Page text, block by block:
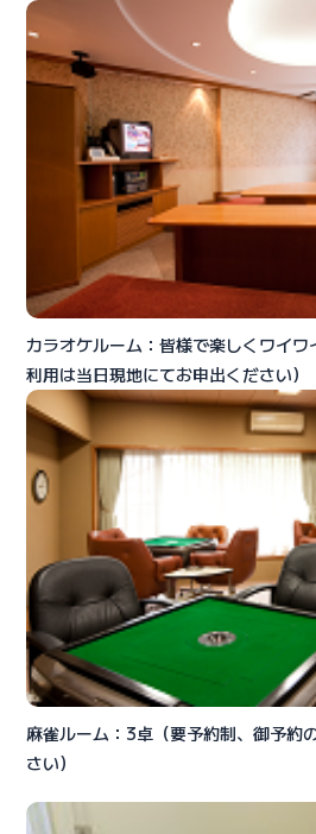
カラオケルーム：皆様で楽しくワイ
利用は当日現地にてお申出ください）
麻雀ルーム：3卓（要予約制、御予約
さい）